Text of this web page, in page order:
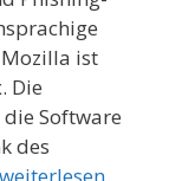
ist
Die
Software
des